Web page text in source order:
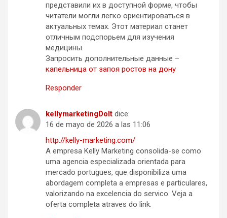
представили их в доступной форме, чтобы
читатели могли легко ориентироваться в
актуальных темах. Этот материал станет
отличным подспорьем для изучения
медицины.
Запросить дополнительные данные –
капельница от запоя ростов на дону
Responder
kellymarketingDoIt dice:
16 de mayo de 2026 a las 11:06
http://kelly-marketing.com/
A empresa Kelly Marketing consolida-se como
uma agencia especializada orientada para
mercado portugues, que disponibiliza uma
abordagem completa a empresas e particulares,
valorizando na excelencia do servico. Veja a
oferta completa atraves do link.